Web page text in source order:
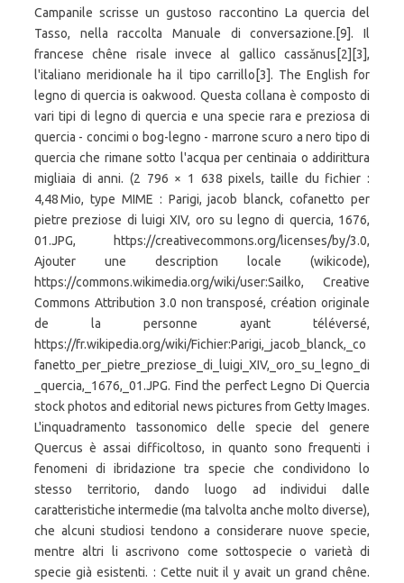
Campanile scrisse un gustoso raccontino La quercia del
Tasso, nella raccolta Manuale di conversazione.[9]. Il
francese chêne risale invece al gallico cassǎnus[2][3],
l'italiano meridionale ha il tipo carrillo[3]. The English for
legno di quercia is oakwood. Questa collana è composto di
vari tipi di legno di quercia e una specie rara e preziosa di
quercia - concimi o bog-legno - marrone scuro a nero tipo di
quercia che rimane sotto l'acqua per centinaia o addirittura
migliaia di anni. (2 796 × 1 638 pixels, taille du fichier :
4,48 Mio, type MIME : Parigi, jacob blanck, cofanetto per
pietre preziose di luigi XIV, oro su legno di quercia, 1676,
01.JPG, https://creativecommons.org/licenses/by/3.0,
Ajouter une description locale (wikicode),
https://commons.wikimedia.org/wiki/user:Sailko, Creative
Commons Attribution 3.0 non transposé, création originale
de la personne ayant téléversé,
https://fr.wikipedia.org/wiki/Fichier:Parigi,_jacob_blanck,_co
fanetto_per_pietre_preziose_di_luigi_XIV,_oro_su_legno_di
_quercia,_1676,_01.JPG. Find the perfect Legno Di Quercia
stock photos and editorial news pictures from Getty Images.
L'inquadramento tassonomico delle specie del genere
Quercus è assai difficoltoso, in quanto sono frequenti i
fenomeni di ibridazione tra specie che condividono lo
stesso territorio, dando luogo ad individui dalle
caratteristiche intermedie (ma talvolta anche molto diverse),
che alcuni studiosi tendono a considerare nuove specie,
mentre altri li ascrivono come sottospecie o varietà di
specie già esistenti. : Cette nuit il y avait un grand chêne.